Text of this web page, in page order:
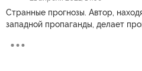
Странные прогнозы. Автор,
западной пропаганды, делает